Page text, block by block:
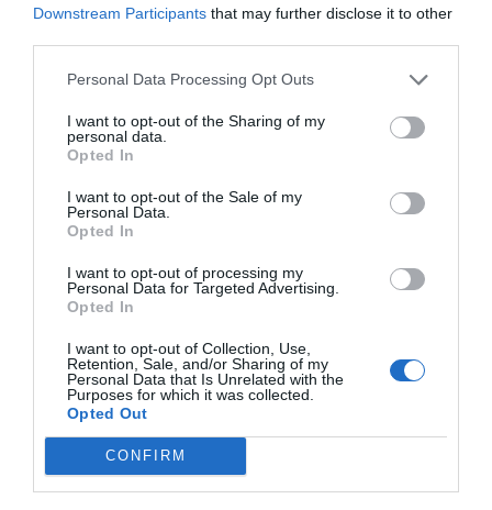
Downstream Participants that may further disclose it to other
Personal Data Processing Opt Outs
I want to opt-out of the Sharing of my
personal data.
Opted In
I want to opt-out of the Sale of my
Personal Data.
Opted In
I want to opt-out of processing my
Personal Data for Targeted Advertising.
Opted In
I want to opt-out of Collection, Use,
Retention, Sale, and/or Sharing of my
Personal Data that Is Unrelated with the
Purposes for which it was collected.
Opted Out
CONFIRM